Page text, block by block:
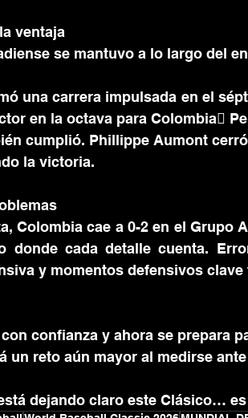
ventaja
se mantuvo a lo largo del
una carrera impulsada en el
en la octava para Colombia
cumplió. Phillippe Aumont
la victoria.
Colombia cae a 0-2 en el Grupo
donde cada detalle cuenta.
y momentos defensivos
confianza y ahora se prepara
un reto aún mayor al medirse
dejando claro este Clásico…